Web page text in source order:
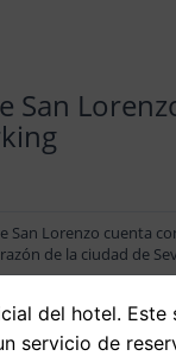
San
San Lorenzo cuenta
de la ciudad de
de hospedaje
del
del hotel. Este
servicio de